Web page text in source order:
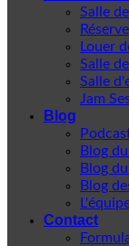
Salle
Louer
Salle
Salle
Jam
Blog
Blog
Blog
Blog
Contact